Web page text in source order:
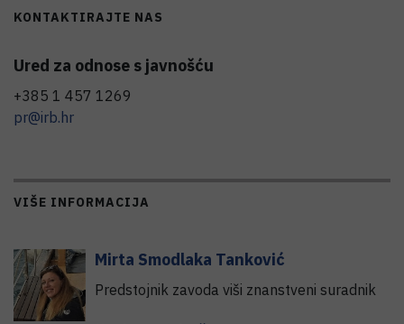
KONTAKTIRAJTE NAS
Ured za odnose s javnošću
+385 1 457 1269
pr@irb.hr
VIŠE INFORMACIJA
Mirta Smodlaka Tanković
Predstojnik zavoda viši znanstveni suradnik